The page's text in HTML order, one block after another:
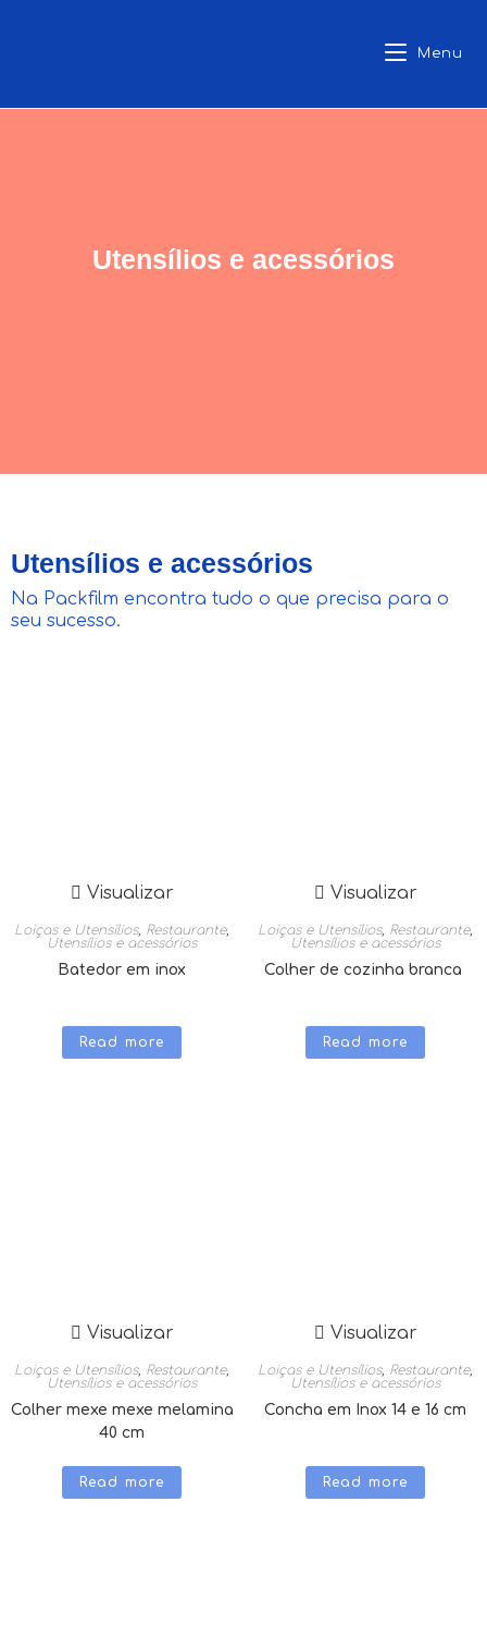
Menu
Utensílios e acessórios
Utensílios e acessórios
Na Packfilm encontra tudo o que precisa para o
seu sucesso.
Visualizar
Loiças e Utensílios, Restaurante,
Utensílios e acessórios
Batedor em inox
Read more
Visualizar
Loiças e Utensílios, Restaurante,
Utensílios e acessórios
Colher de cozinha branca
Read more
Visualizar
Loiças e Utensílios, Restaurante,
Utensílios e acessórios
Colher mexe mexe melamina
40 cm
Read more
Visualizar
Loiças e Utensílios, Restaurante,
Utensílios e acessórios
Concha em Inox 14 e 16 cm
Read more